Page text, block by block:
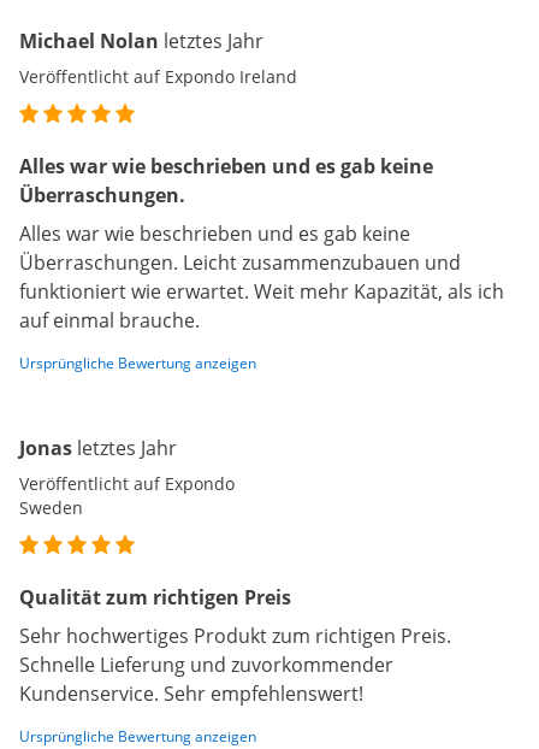
Michael Nolan letztes Jahr
Veröffentlicht auf Expondo Ireland
Alles war wie beschrieben und es gab keine
Überraschungen.
Alles war wie beschrieben und es gab keine
Überraschungen. Leicht zusammenzubauen und
funktioniert wie erwartet. Weit mehr Kapazität, als ich
auf einmal brauche.
Ursprüngliche Bewertung anzeigen
Jonas letztes Jahr
Veröffentlicht auf Expondo
Sweden
Qualität zum richtigen Preis
Sehr hochwertiges Produkt zum richtigen Preis.
Schnelle Lieferung und zuvorkommender
Kundenservice. Sehr empfehlenswert!
Ursprüngliche Bewertung anzeigen